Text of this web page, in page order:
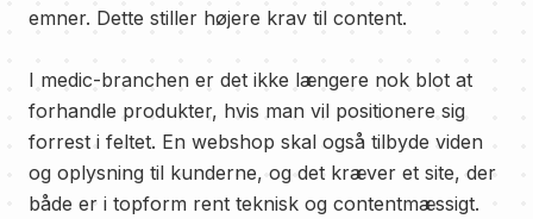
emner. Dette stiller højere krav til content.
I medic-branchen er det ikke længere nok blot at
forhandle produkter, hvis man vil positionere sig
forrest i feltet. En webshop skal også tilbyde viden
og oplysning til kunderne, og det kræver et site, der
både er i topform rent teknisk og contentmæssigt.